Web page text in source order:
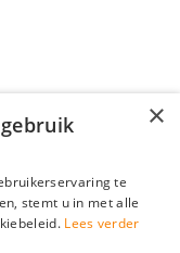
×
te
stemt u in met alle
Lees verder